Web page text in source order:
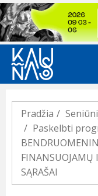
Previous
Pradžia
Paskelbti
FINANSUOJAMŲ
SĄRAŠAI